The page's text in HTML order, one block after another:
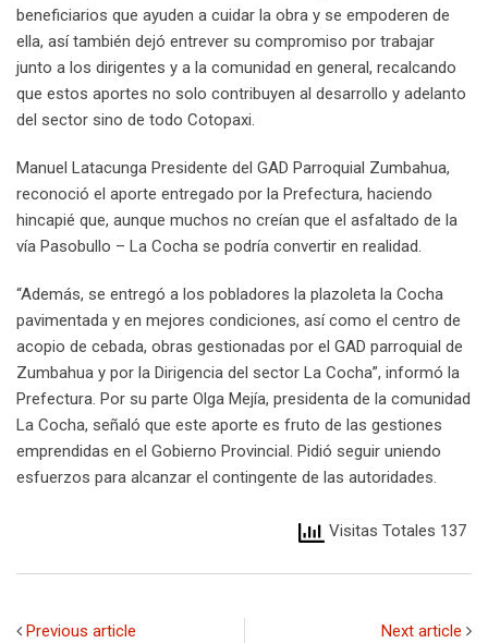
beneficiarios que ayuden a cuidar la obra y se empoderen de
ella, así también dejó entrever su compromiso por trabajar
junto a los dirigentes y a la comunidad en general, recalcando
que estos aportes no solo contribuyen al desarrollo y adelanto
del sector sino de todo Cotopaxi.
Manuel Latacunga Presidente del GAD Parroquial Zumbahua,
reconoció el aporte entregado por la Prefectura, haciendo
hincapié que, aunque muchos no creían que el asfaltado de la
vía Pasobullo – La Cocha se podría convertir en realidad.
“Además, se entregó a los pobladores la plazoleta la Cocha
pavimentada y en mejores condiciones, así como el centro de
acopio de cebada, obras gestionadas por el GAD parroquial de
Zumbahua y por la Dirigencia del sector La Cocha”, informó la
Prefectura. Por su parte Olga Mejía, presidenta de la comunidad
La Cocha, señaló que este aporte es fruto de las gestiones
emprendidas en el Gobierno Provincial. Pidió seguir uniendo
esfuerzos para alcanzar el contingente de las autoridades.
Visitas Totales 137
Previous article Next article